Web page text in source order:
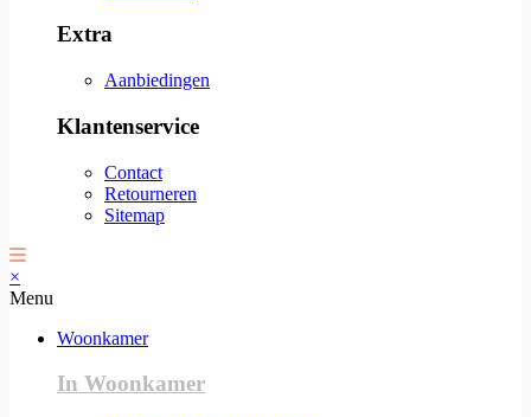
Extra
Aanbiedingen
Klantenservice
Contact
Retourneren
Sitemap
×
Menu
Woonkamer
In Woonkamer